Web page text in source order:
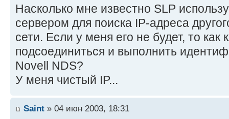
Насколько мне известно SLP
сервером для поиска IP-адреса
сети. Если у меня его не будет, то как
подсоединиться и выполнить
Novell NDS?
У меня чистый IP...
Saint » 04 июн 2003, 18:31